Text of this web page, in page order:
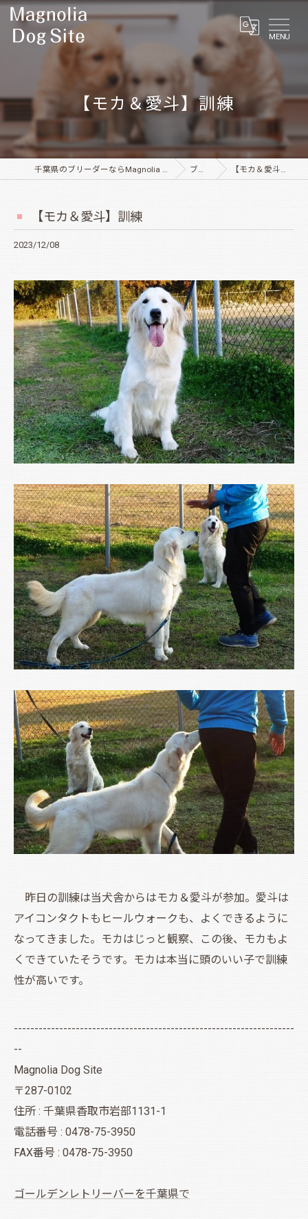
MENU
【モカ＆愛斗】訓練
千葉県のブリーダーならMagnolia Dog Site ブログ 【モカ＆愛斗】訓練
【モカ＆愛斗】訓練
2023/12/08
昨日の訓練は当犬舎からはモカ＆愛斗が参加。愛斗は
アイコンタクトもヒールウォークも、よくできるように
なってきました。モカはじっと観察、この後、モカもよ
くできていたそうです。モカは本当に頭のいい子で訓練
性が高いです。
--------------------------------------------------------------------
--
Magnolia Dog Site
〒287-0102
住所 : 千葉県香取市岩部1131-1
電話番号 : 0478-75-3950
FAX番号 : 0478-75-3950
ゴールデンレトリーバーを千葉県で